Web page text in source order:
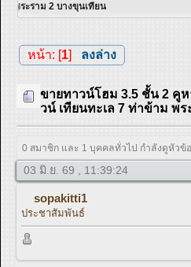
พระราม 2 บางขุนเทียน
หน้า: [1] ลงล่าง
ขายทาวน์โฮม 3.5 ชั้น 2 คู
วน์ เทียนทะเล 7 ท่าข้าม พ
0 สมาชิก และ 1 บุคคลทั่วไป กำลังดูหัวข้
03 มิ.ย. 69 , 11:39:24
sopakitti1
ประชาสัมพันธ์